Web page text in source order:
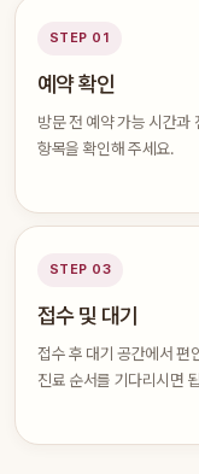
STEP 01
예약 확인
방문 전 예약 가능 시간과
항목을 확인해 주세요.
STEP 03
접수 및 대기
접수 후 대기 공간에서 편
진료 순서를 기다리시면